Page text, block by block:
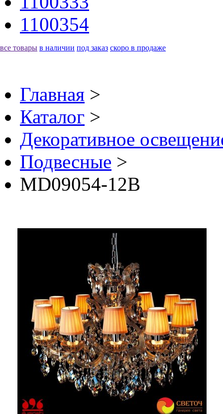
1100354
все товары в наличии под заказ скоро в продаже
Главная >
Каталог >
Декоративное
Подвесные >
MD09054-12B